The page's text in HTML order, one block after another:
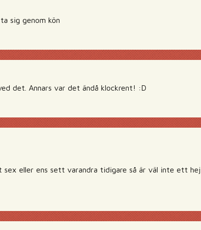
sig genom kön
det. Annars var det ändå klockrent! :D
sex eller ens sett varandra tidigare så är väl inte ett